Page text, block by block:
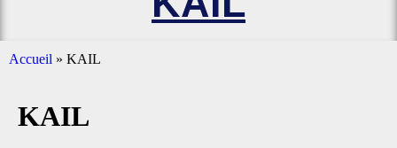
Accueil » KAIL
KAIL